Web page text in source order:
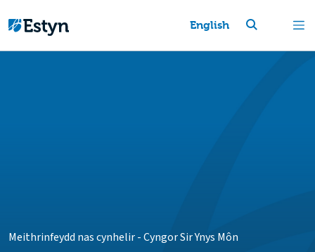
English
Meithrinfeydd nas cynhelir-Cyngor Sir Ynys Môn